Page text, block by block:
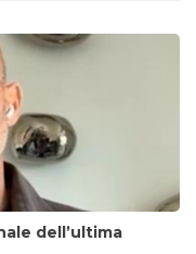
dell’ultima